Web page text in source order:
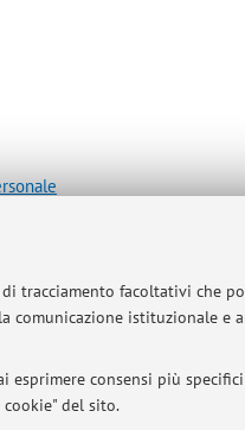
tracciamento facoltativi che
comunicazione istituzionale e
consensi più
del sito.